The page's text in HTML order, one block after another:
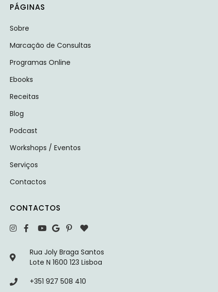
PÁGINAS
Sobre
Marcação de Consultas
Programas Online
Ebooks
Receitas
Blog
Podcast
Workshops / Eventos
Serviços
Contactos
CONTACTOS
Rua Joly Braga Santos
Lote N 1600 123 Lisboa
+351 927 508 410